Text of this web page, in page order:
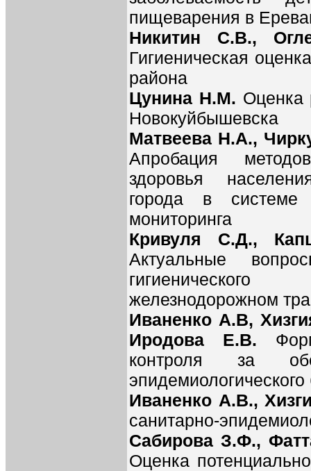
пищеварения в
Никитин С.В.,
Гигиеническая
района
Цунина Н.М. Оценка
Новокуйбышевска
Матвеева Н.А.,
Апробация
здоровья
города в системе
мониторинга
Кривуля С.Д.,
Актуальные
железнодорожном
Иваненко А.В,
Иродова Е.В.
контроля за
Иваненко А.В.,
санитарно-
Сабирова З.Ф.,
Оценка